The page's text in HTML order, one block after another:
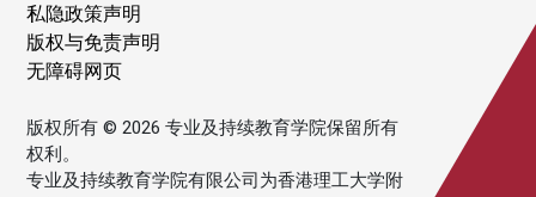
私隐政策声明
版权与免责声明
无障碍网页
版权所有 © 2026 专业及持续教育学院保留所有
权利。
专业及持续教育学院有限公司为香港理工大学附